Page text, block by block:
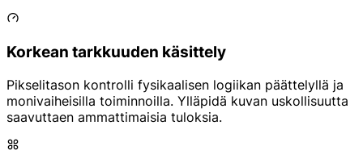
Korkean tarkkuuden käsittely
Pikselitason kontrolli fysikaalisen logiikan päättelyllä ja
monivaiheisilla toiminnoilla. Ylläpidä kuvan uskollisuutta
saavuttaen ammattimaisia tuloksia.